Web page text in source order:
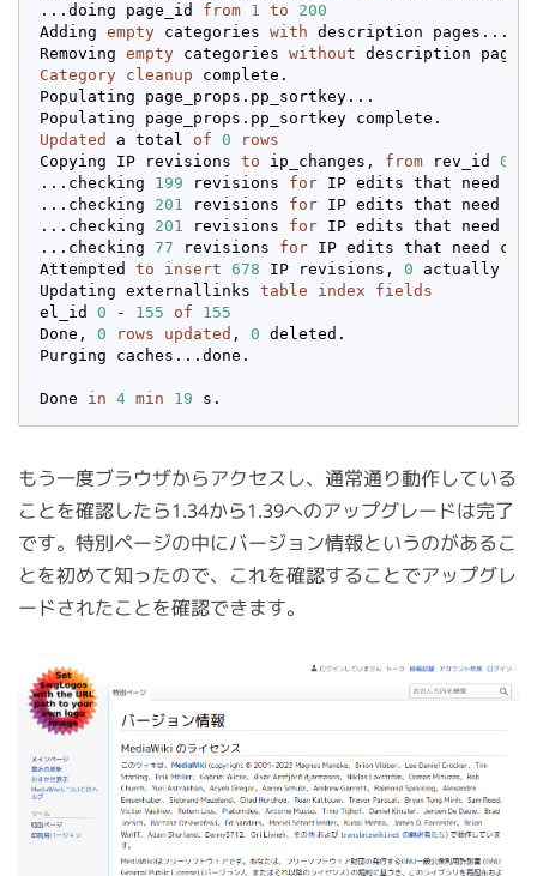
...doing page_id from 1 to
200
Adding empty categories with description pages...
Removing empty categories without
Category
cleanup complete.
Populating page_props.pp_sortkey...
Updated a total of 0
rows
Copying IP revisions to ip_changes, from rev_id 0
...checking 199 revisions for IP edits that need
...checking 201 revisions for IP edits that need
...checking 201 revisions for IP edits that need
...checking 77 revisions for IP edits that need
Attempted to insert 678 IP revisions, 0 actually
Updating externallinks table index
fields
el_id 0 - 155 of
155
Done, 0 rows updated , 0 deleted.
Purging caches...done.
Done in 4 min 19
もう一度ブラウザからアクセスし、通常通り動作している
ことを確認したら1.34から1.39へのアップグレードは完了
です。特別ページの中にバージョン情報というのがあるこ
とを初めて知ったので、これを確認することでアップグレ
ードされたことを確認できます。